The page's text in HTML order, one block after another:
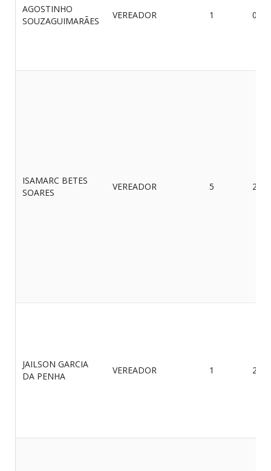
AGOSTINHO
SOUZAGUIMARÃES
VEREADOR 1 07/
ISAMARC BETES
SOARES
VEREADOR 5 25/
JAILSON GARCIA
DA PENHA
VEREADOR 1 23/